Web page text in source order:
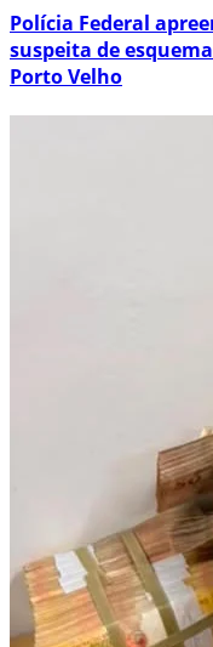
Polícia Federal
suspeita de
Porto Velho